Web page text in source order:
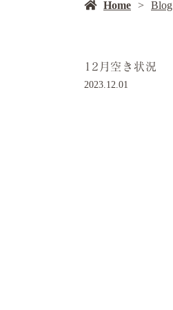
Home Blog
12月空き状況
2023.12.01